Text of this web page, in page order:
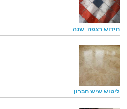
חידוש רצפה ישנה
ליטוש שיש חברון